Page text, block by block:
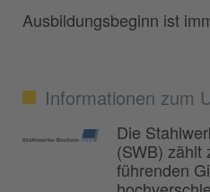
Ausbildungsbeginn ist
Informationen zum
Die
(SWB) zählt
führenden